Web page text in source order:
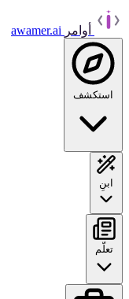
أوامر awamer.ai
استكشف
ابنِ
تعلّم